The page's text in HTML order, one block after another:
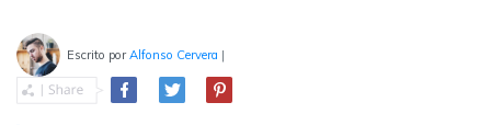
Tienda
Android a iPhone o viceversa. Hace
y restaura copias de seguridad de
Precios para Mac
Guía de Usuario
Blog Escrito porAlfonso Cervera |